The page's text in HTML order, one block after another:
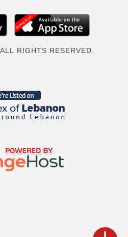
RIGHTS RESERVED.